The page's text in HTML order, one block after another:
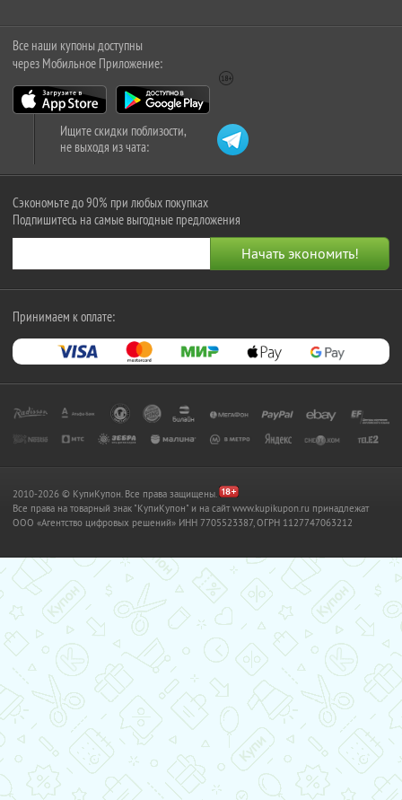
Все наши купоны доступны
через Мобильное Приложение:
Ищите скидки поблизости,
не выходя из чата:
Сэкономьте до 90% при любых покупках
Подпишитесь на самые выгодные предложения
Принимаем к оплате:
2010-2026 © КупиКупон. Все права защищены.
Все права на товарный знак "КупиКупон" и на сайт www.kupikupon.ru принадлежат
OOO «Агентство цифровых решений» ИНН 7705523387, ОГРН 1127747063212